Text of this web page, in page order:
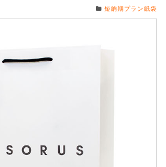
短納期プラン紙袋